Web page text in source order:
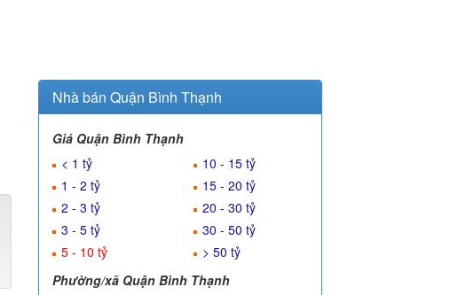
Nhà bán Quận Bình Thạnh
Giá Quận Bình Thạnh
< 1 tỷ
1 - 2 tỷ
2 - 3 tỷ
3 - 5 tỷ
5 - 10 tỷ
10 - 15 tỷ
15 - 20 tỷ
20 - 30 tỷ
30 - 50 tỷ
> 50 tỷ
Phường/xã Quận Bình Thạnh